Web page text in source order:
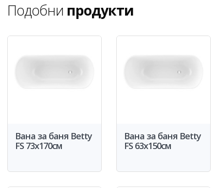
Подобни продукти
Вана за баня Betty
FS 73x170см
Вана за баня Betty
FS 63x150см